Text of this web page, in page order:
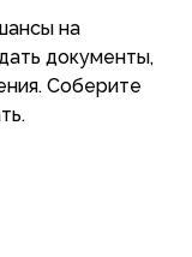
на
документы,
Соберите